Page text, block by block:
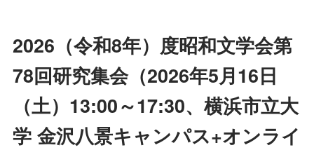
2026（令和8年）度昭和文学会第
78回研究集会（2026年5月16日
（土）13:00～17:30、横浜市立大
学 金沢八景キャンパス+オンライ